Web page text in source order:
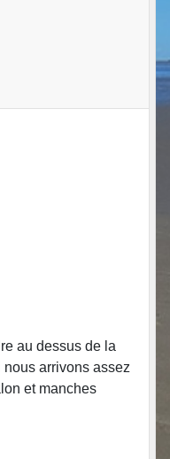
au dessus de la
arrivons assez
et manches